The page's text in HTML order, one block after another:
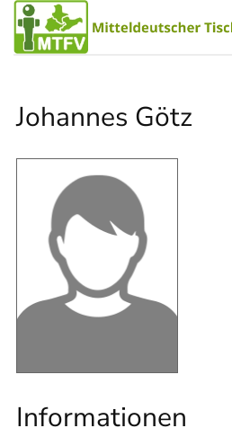
Zum Hauptinhalt springen
Johannes Götz
Informationen